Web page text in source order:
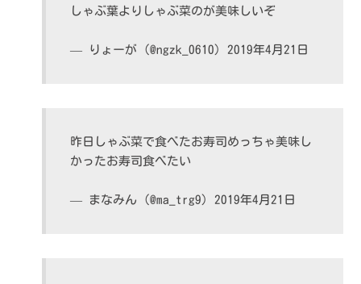
しゃぶ葉よりしゃぶ菜のが美味しいぞ
— りょーが (@ngzk_0610) 2019年4月21日
昨日しゃぶ菜で食べたお寿司めっちゃ美味し
かったお寿司食べたい
— まなみん (@ma_trg9) 2019年4月21日